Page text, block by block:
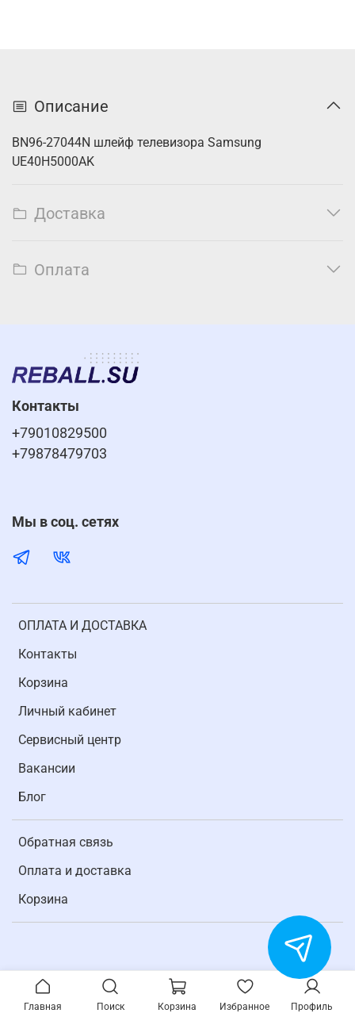
Описание
BN96-27044N шлейф телевизора Samsung
UE40H5000AK
Доставка
Оплата
ОПЛАТА И ДОСТАВКА
Контакты
Корзина
Личный кабинет
Cервисный центр
Вакансии
Блог
Обратная связь
Оплата и доставка
Корзина
Контакты
+79010829500
+79878479703
Мы в соц. сетях
Главная Поиск Корзина Избранное Профиль